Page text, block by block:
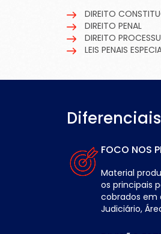
DIREITO
DIREITO PENAL
DIREITO
LEIS PENAIS
Diferenciais
FOCO NOS
Material
os principais
cobrados em
Judiciário,